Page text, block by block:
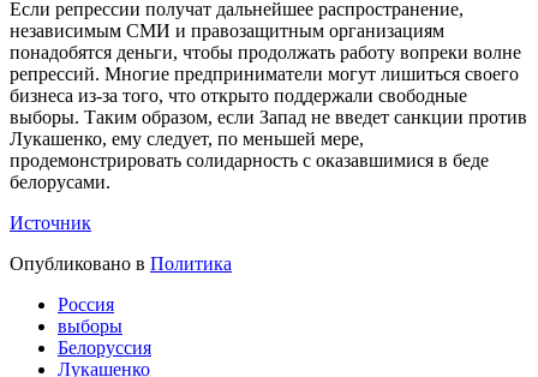
Если репрессии получат дальнейшее распространение,
независимым СМИ и правозащитным организациям
понадобятся деньги, чтобы продолжать работу вопреки волне
репрессий. Многие предприниматели могут лишиться своего
бизнеса из-за того, что открыто поддержали свободные
выборы. Таким образом, если Запад не введет санкции против
Лукашенко, ему следует, по меньшей мере,
продемонстрировать солидарность с оказавшимися в беде
белорусами.
Источник
Опубликовано в Политика
Россия
выборы
Белоруссия
Лукашенко